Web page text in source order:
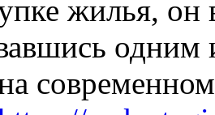
жилья, он
одним